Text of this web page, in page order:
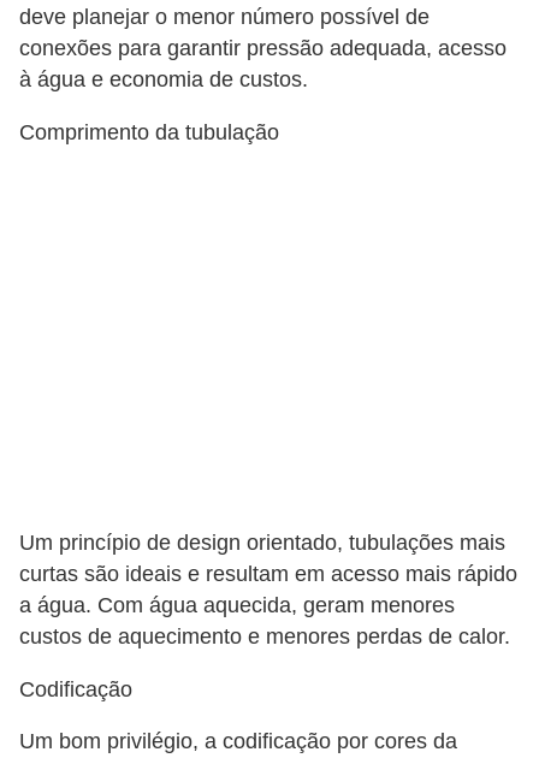
deve planejar o menor número possível de
conexões para garantir pressão adequada, acesso
à água e economia de custos.
Comprimento da tubulação
Um princípio de design orientado, tubulações mais
curtas são ideais e resultam em acesso mais rápido
a água. Com água aquecida, geram menores
custos de aquecimento e menores perdas de calor.
Codificação
Um bom privilégio, a codificação por cores da